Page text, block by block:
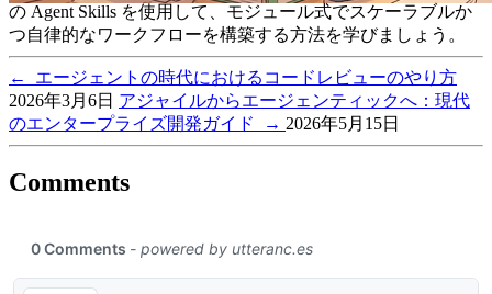
の Agent Skills を使用して、モジュール式でスケーラブルか
つ自律的なワークフローを構築する方法を学びましょう。
←
エージェントの時代におけるコードレビューのやり方
2026年3月6日 アジャイルからエージェンティックへ：現代
のエンタープライズ開発ガイド
→ 2026年5月15日
Comments